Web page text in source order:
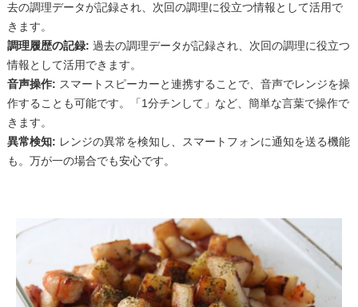
去の調理データが記録され、次回の調理に役立つ情報として活用で
きます。
調理履歴の記録:過去の調理データが記録され、次回の調理に役立つ
情報として活用できます。
音声操作: スマートスピーカーと連携することで、音声でレンジを操
作することも可能です。「1分チンして」など、簡単な言葉で操作で
きます。
異常検知: レンジの異常を検知し、スマートフォンに通知を送る機能
も。万が一の場合でも安心です。